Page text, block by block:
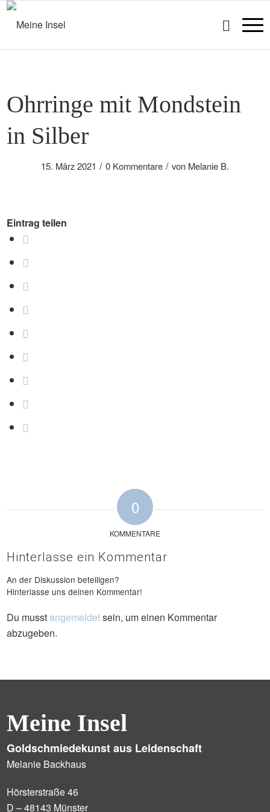
Ohrringe mit Mondstein
in Silber
15. März 2021 / 0 Kommentare / von Melanie B.
Eintrag teilen
0
KOMMENTARE
Hinterlasse ein Kommentar
An der Diskussion beteiligen?
Hinterlasse uns deinen Kommentar!
Du musst angemeldetsein, um einen Kommentar
abzugeben.
Meine Insel
Goldschmiedekunst aus Leidenschaft
Melanie Backhaus
Hörsterstraße 46
D – 48143 Münster